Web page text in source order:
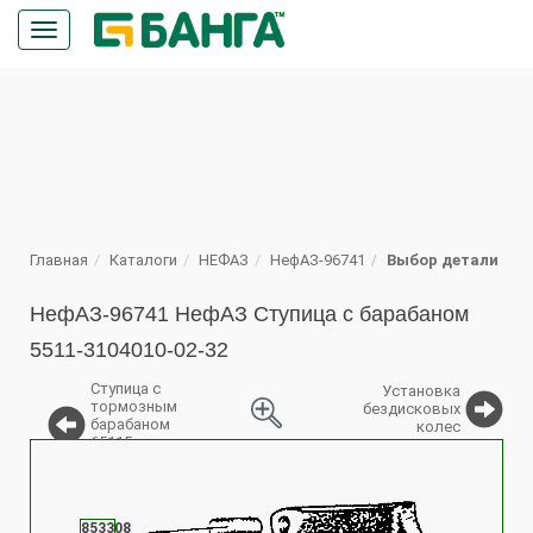
Кнопка
меню
Главная Каталоги НЕФАЗ НефАЗ-96741 Выбор детали
НефАЗ-96741 НефАЗ Ступица с барабаном
5511-3104010-02-32
Ступица с
тормозным
барабаном
65115-
Установка
бездисковых
колес
853308